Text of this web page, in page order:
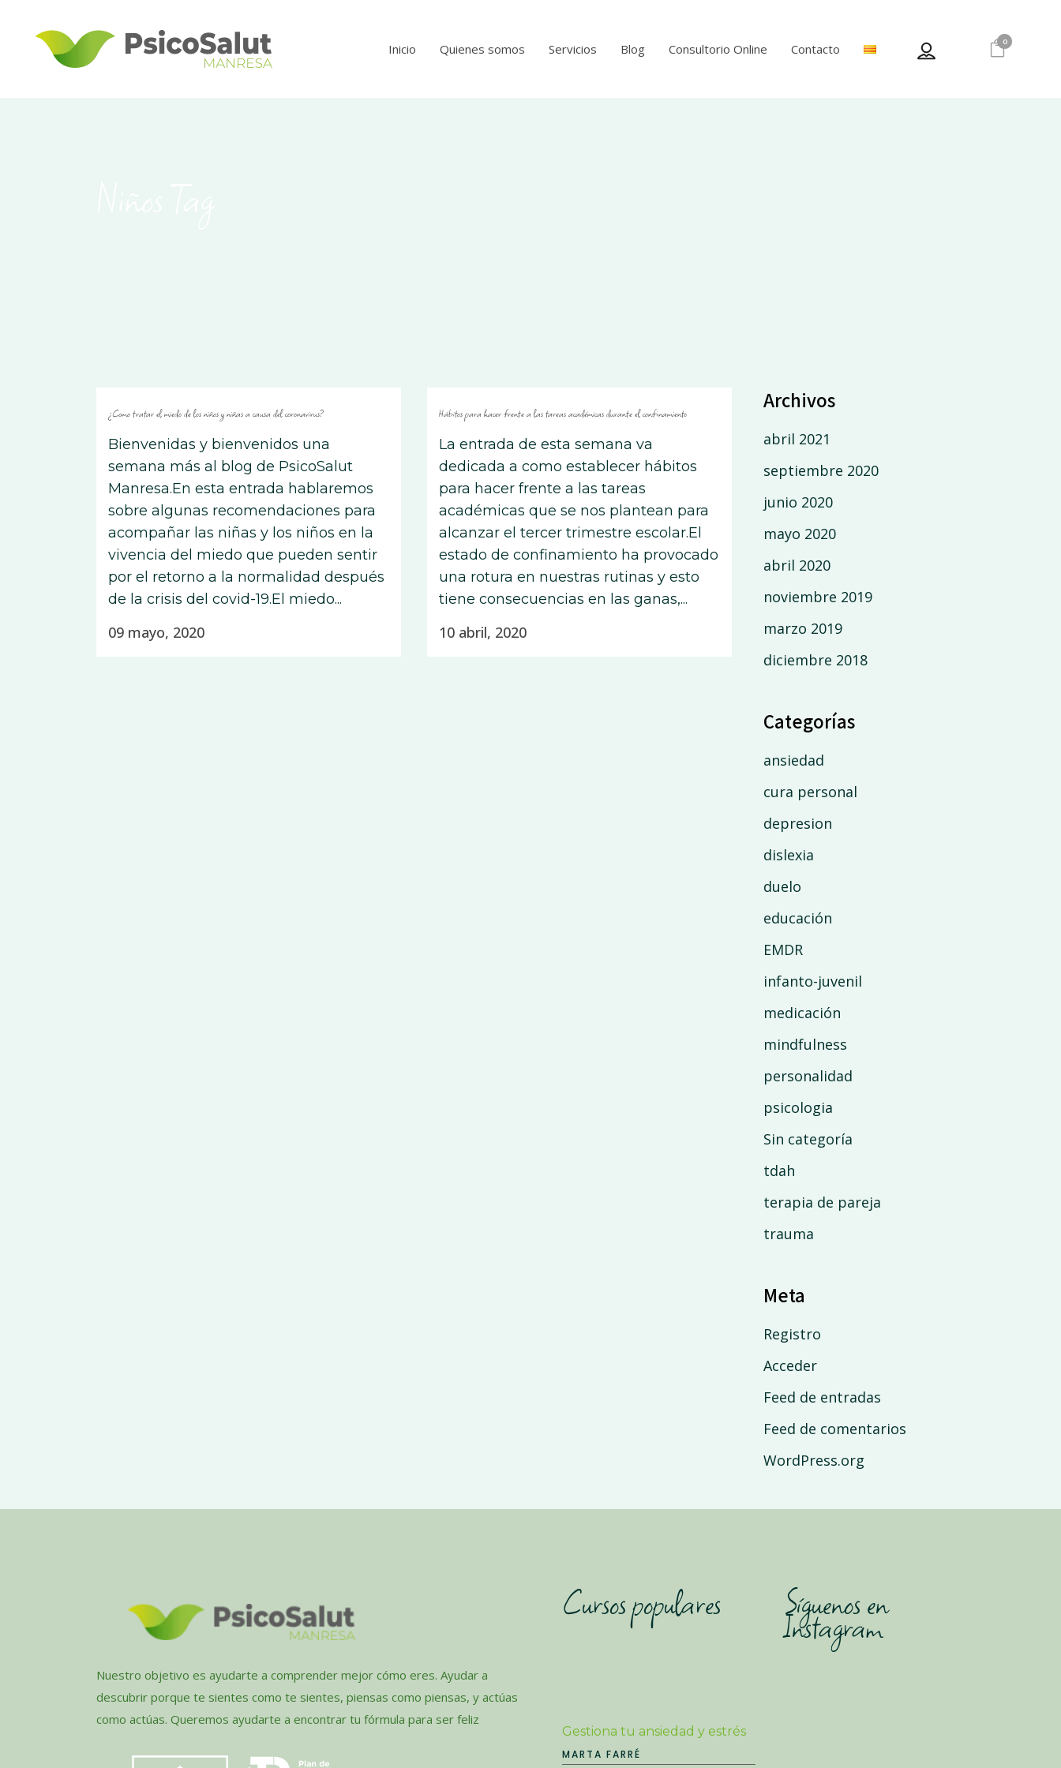
0
Inicio Quienes somos Servicios Blog Consultorio Online Contacto
¿Como tratar el miedo de los niños y niñas a causa del coronavirus?
Bienvenidas y bienvenidos una
semana más al blog de PsicoSalut
Manresa.En esta entrada hablaremos
sobre algunas recomendaciones para
acompañar las niñas y los niños en la
vivencia del miedo que pueden sentir
por el retorno a la normalidad después
de la crisis del covid-19.El miedo...
09 mayo, 2020
Hábitos para hacer frente a las tareas académicas durante el confinamiento
La entrada de esta semana va
dedicada a como establecer hábitos
para hacer frente a las tareas
académicas que se nos plantean para
alcanzar el tercer trimestre escolar.El
estado de confinamiento ha provocado
una rotura en nuestras rutinas y esto
tiene consecuencias en las ganas,...
10 abril, 2020
Archivos
abril 2021
septiembre 2020
junio 2020
mayo 2020
abril 2020
noviembre 2019
marzo 2019
diciembre 2018
Categorías
ansiedad
cura personal
depresion
dislexia
duelo
educación
EMDR
infanto-juvenil
medicación
mindfulness
personalidad
psicologia
Sin categoría
tdah
terapia de pareja
trauma
Meta
Registro
Acceder
Feed de entradas
Feed de comentarios
WordPress.org
Nuestro objetivo es ayudarte a comprender mejor cómo eres. Ayudar a
descubrir porque te sientes como te sientes, piensas como piensas, y actúas
como actúas. Queremos ayudarte a encontrar tu fórmula para ser feliz
Cursos populares
Gestiona tu ansiedad y estrés
MARTA FARRÉ
Síguenos en
Instagram